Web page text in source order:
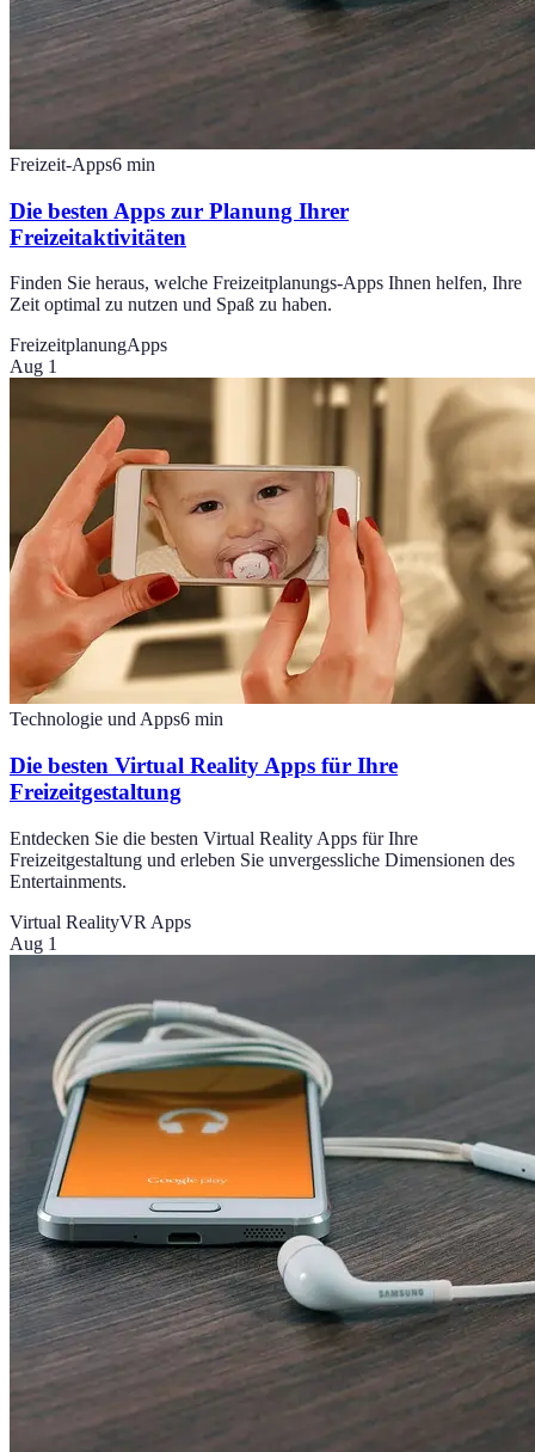
Freizeit-Apps6 min
Die besten Apps zur Planung Ihrer
Freizeitaktivitäten
Finden Sie heraus, welche Freizeitplanungs-Apps Ihnen helfen, Ihre
Zeit optimal zu nutzen und Spaß zu haben.
FreizeitplanungApps
Aug 1
Technologie und Apps6 min
Die besten Virtual Reality Apps für Ihre
Freizeitgestaltung
Entdecken Sie die besten Virtual Reality Apps für Ihre
Freizeitgestaltung und erleben Sie unvergessliche Dimensionen des
Entertainments.
Virtual RealityVR Apps
Aug 1